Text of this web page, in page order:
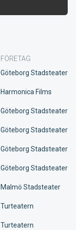
FÖRETAG
Göteborg Stadsteater
Harmonica Films
Göteborg Stadsteater
Göteborg Stadsteater
Göteborg Stadsteater
Göteborg Stadsteater
Malmö Stadsteater
Turteatern
Turteatern